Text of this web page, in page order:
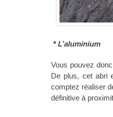
* L’aluminium
Vous pouvez
De plus, cet abri
comptez réaliser
définitive à